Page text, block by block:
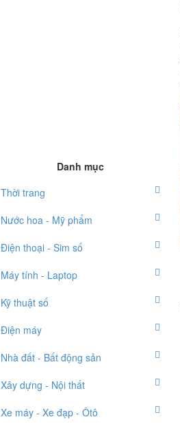
Danh mục
Thời trang
Nước hoa - Mỹ phẩm
Điện thoại - Sim số
Máy tính - Laptop
Kỹ thuật số
Điện máy
Nhà đất - Bất động sản
Xây dựng - Nội thất
Xe máy - Xe đạp - Ôtô